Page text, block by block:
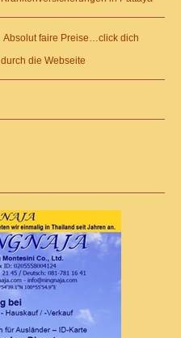
Absolut faire Preise…click dich
durch die Webseite